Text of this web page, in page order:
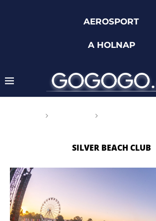
AEROSPORT
A HOLNAP
SILVER BEACH CLUB